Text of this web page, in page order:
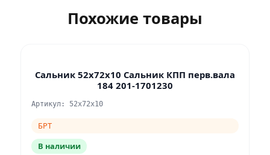
Похожие товары
Сальник 52х72х10 Сальник КПП перв.вала
184 201-1701230
Артикул: 52х72х10
БРТ
В наличии